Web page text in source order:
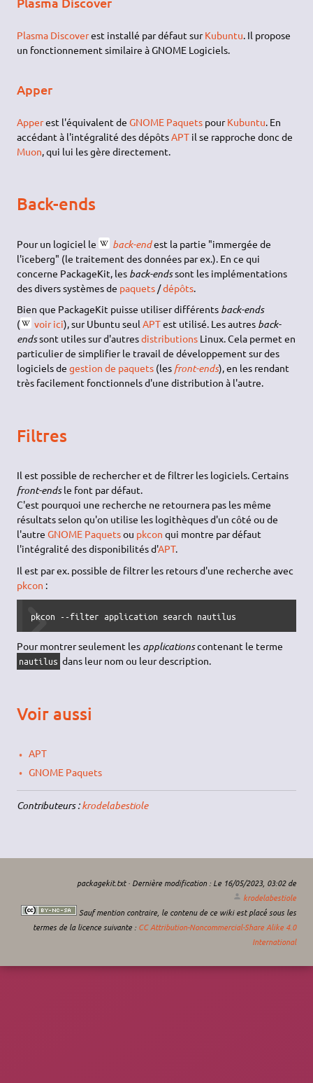
Plasma Discoverest installé par défaut surKubuntu. Il propose
un fonctionnement similaire à GNOME Logiciels.
Apper
Apperest l'équivalent deGNOME Paquets pourKubuntu. En
accédant à l'intégralité des dépôtsAPT il se rapproche donc de
Muon, qui lui les gère directement.
Back-ends
Pour un logiciel le back-endest la partie "immergée de
l'iceberg" (le traitement des données par ex.). En ce qui
concerne PackageKit, les back-endssont les implémentations
des divers systèmes de paquets /dépôts.
Bien que PackageKit puisse utiliser différents back-ends
( voir ici), sur Ubuntu seul APTest utilisé. Les autres back-
endssont utiles sur d'autresdistributions Linux. Cela permet en
particulier de simplifier le travail de développement sur des
logiciels degestion de paquets (les front-ends), en les rendant
très facilement fonctionnels d'une distribution à l'autre.
Filtres
Il est possible de rechercher et de filtrer les logiciels. Certains
front-endsle font par défaut.
C'est pourquoi une recherche ne retournera pas les même
résultats selon qu'on utilise les logithèques d'un côté ou de
l'autreGNOME Paquetsou pkcon qui montre par défaut
l'intégralité des disponibilités d'APT.
Il est par ex. possible de filtrer les retours d'une recherche avec
pkcon :
pkcon --filter application search nautilus
Pour montrer seulement les applicationscontenant le terme
nautilus dans leur nom ou leur description.
Voir aussi
APT
GNOME Paquets
Contributeurs :krodelabestiole
packagekit.txt· Dernière modification : Le 16/05/2023, 03:02de
krodelabestiole
Sauf mention contraire, le contenu de ce wiki est placé sous les
termes de la licence suivante : CC Attribution-Noncommercial-Share Alike 4.0
International